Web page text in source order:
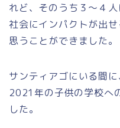
れど、そのうち３～４
社会にインパクトが出
思うことができました。
サンティアゴにいる間
2021年の子供の学校へ
した。